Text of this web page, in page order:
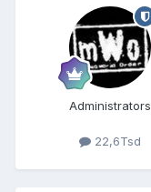
Administrators
22,6Tsd